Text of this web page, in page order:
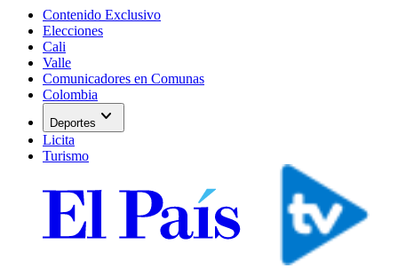
Contenido Exclusivo
Elecciones
Cali
Valle
Comunicadores en Comunas
Colombia
Deportes expand_more
Licita
Turismo